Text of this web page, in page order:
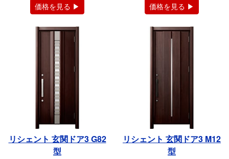
価格を見る ▶
価格を見る ▶
リシェント 玄関ドア3 G82
型
リシェント 玄関ドア3 M12
型